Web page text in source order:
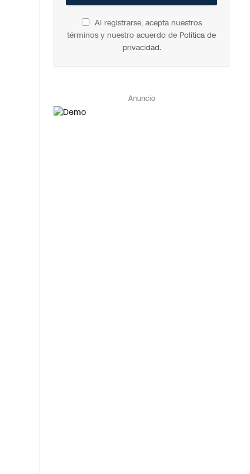
Al registrarse, acepta nuestros
términos y nuestro acuerdo de Política de
privacidad.
Anuncio